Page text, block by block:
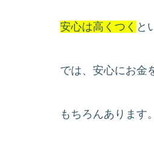
安心は高くつく と
では、安心にお金
もちろんあります。